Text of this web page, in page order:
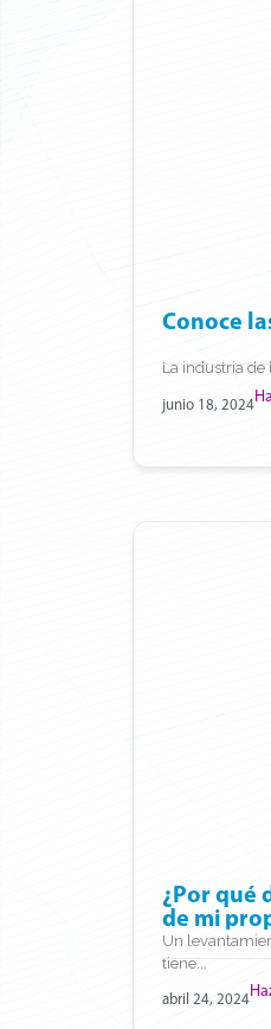
Conoce
La industria de
junio 18, 2024
¿Por qué
de mi
Un
tiene...
abril 24, 2024